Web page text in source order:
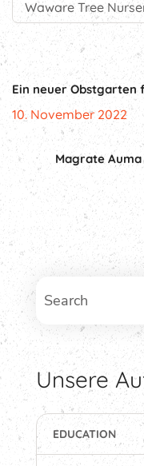
Waware Tree
Ein neuer Obstgarten
10. November 2022
Magrate
Unsere
EDUCATION